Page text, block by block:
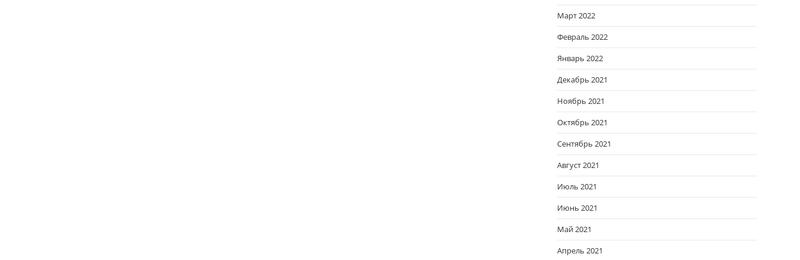
Март 2022
Февраль 2022
Январь 2022
Декабрь 2021
Ноябрь 2021
Октябрь 2021
Сентябрь 2021
Август 2021
Июль 2021
Июнь 2021
Май 2021
Апрель 2021